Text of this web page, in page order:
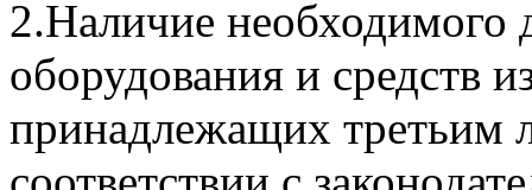
2.Наличие необходимого
оборудования и средств
принадлежащих третьим